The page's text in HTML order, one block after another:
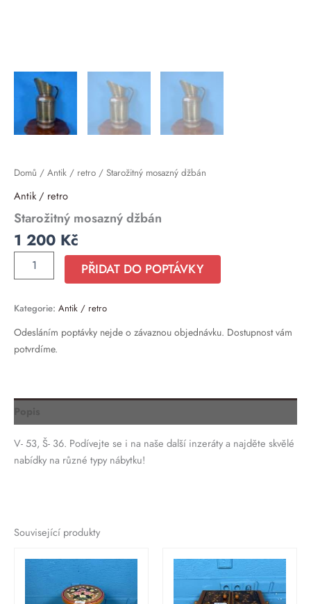
Domů / Antik / retro / Starožitný mosazný džbán
Antik / retro
Starožitný mosazný džbán
1 200 Kč
PŘIDAT DO POPTÁVKY
Kategorie: Antik / retro
Odesláním poptávky nejde o závaznou objednávku. Dostupnost vám
potvrdíme.
V- 53, Š- 36. Podívejte se i na naše další inzeráty a najděte skvělé
nabídky na různé typy nábytku!
Související produkty